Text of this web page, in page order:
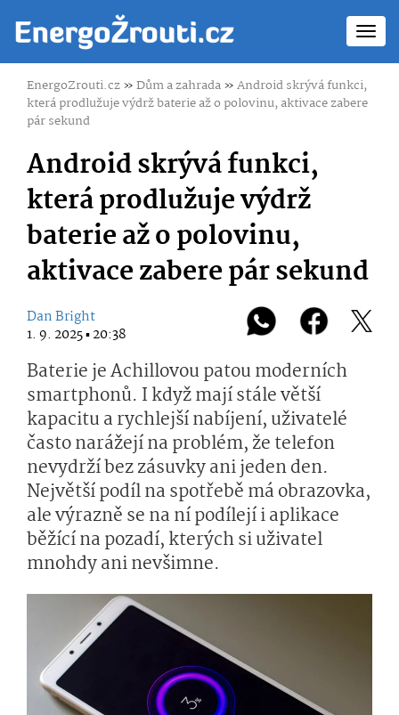
EnergoZrouti.cz»Dům a zahrada»Android skrývá funkci,
která prodlužuje výdrž baterie až o polovinu, aktivace zabere
pár sekund
Android skrývá funkci,
která prodlužuje výdrž
baterie až o polovinu,
aktivace zabere pár sekund
Dan Bright
1. 9. 2025 ▪ 20:38
Baterie je Achillovou patou moderních
smartphonů. I když mají stále větší
kapacitu a rychlejší nabíjení, uživatelé
často narážejí na problém, že telefon
nevydrží bez zásuvky ani jeden den.
Největší podíl na spotřebě má obrazovka,
ale výrazně se na ní podílejí i aplikace
běžící na pozadí, kterých si uživatel
mnohdy ani nevšimne.